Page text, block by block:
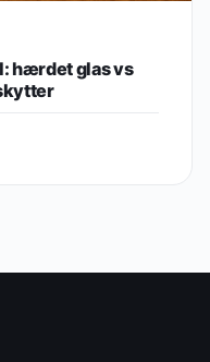
hærdet glas vs